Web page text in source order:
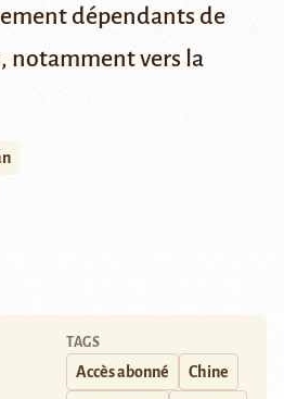
dépendants de
notamment vers la
TAGS
Accès abonné Chine